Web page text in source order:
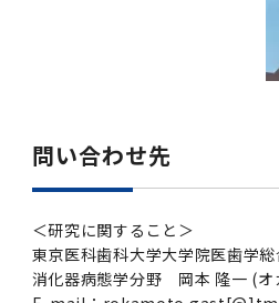
問い合わせ先
＜研究に関すること＞
東京医科歯科大学大学院医歯学
消化器病態学分野 岡本 隆一 (オ